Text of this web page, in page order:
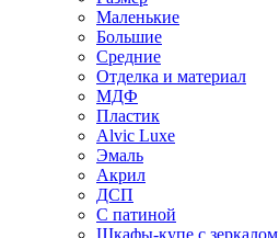
Маленькие
Большие
Средние
Отделка и материал
МДФ
Пластик
Alvic Luxe
Эмаль
Акрил
ДСП
С патиной
Шкафы-купе с зеркалом